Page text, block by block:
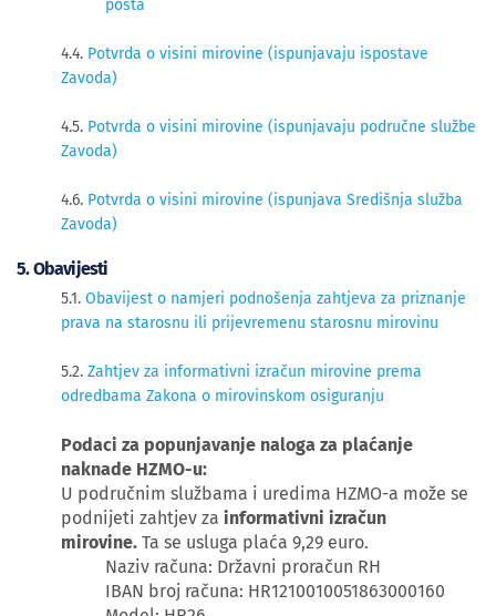
posta
4.4. Potvrda o visini mirovine (ispunjavaju ispostave
Zavoda)
4.5. Potvrda o visini mirovine (ispunjavaju područne službe
Zavoda)
4.6. Potvrda o visini mirovine (ispunjava Središnja služba
Zavoda)
​5. Obavijesti
5.1. Obavijest o namjeri podnošenja zahtjeva za priznanje
prava na starosnu ili prijevremenu starosnu mirovinu
5.2. Zahtjev za informativni izračun mirovine prema
odredbama Zakona o mirovinskom osiguranju
Podaci za popunjavanje naloga za plaćanje
naknade HZMO-u:
U područnim službama i uredima HZMO-a može se
podnijeti zahtjev za informativni izračun
mirovine. Ta se usluga plaća 9,29 euro.
Naziv računa: Državni proračun RH
IBAN broj računa: HR1210010051863000160